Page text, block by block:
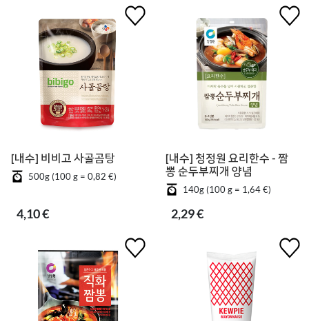
[내수] 비비고 사골곰탕
500g (100 g = 0,82 €)
4,10 €
[내수] 청정원 요리한수 - 짬
뽕 순두부찌개 양념
140g (100 g = 1,64 €)
2,29 €